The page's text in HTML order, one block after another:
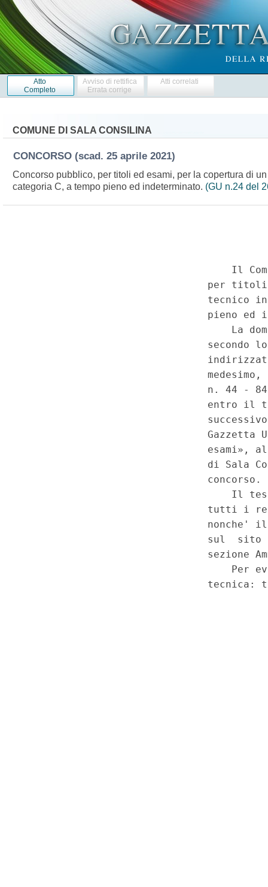
Atto
Completo
Avviso di rettifica
Errata corrige
Atti correlati
COMUNE DI SALA CONSILINA
CONCORSO (scad. 25 aprile 2021)
Concorso pubblico, per titoli ed esami, per la copertura di
categoria C, a tempo pieno ed indeterminato. (GU n.24 del